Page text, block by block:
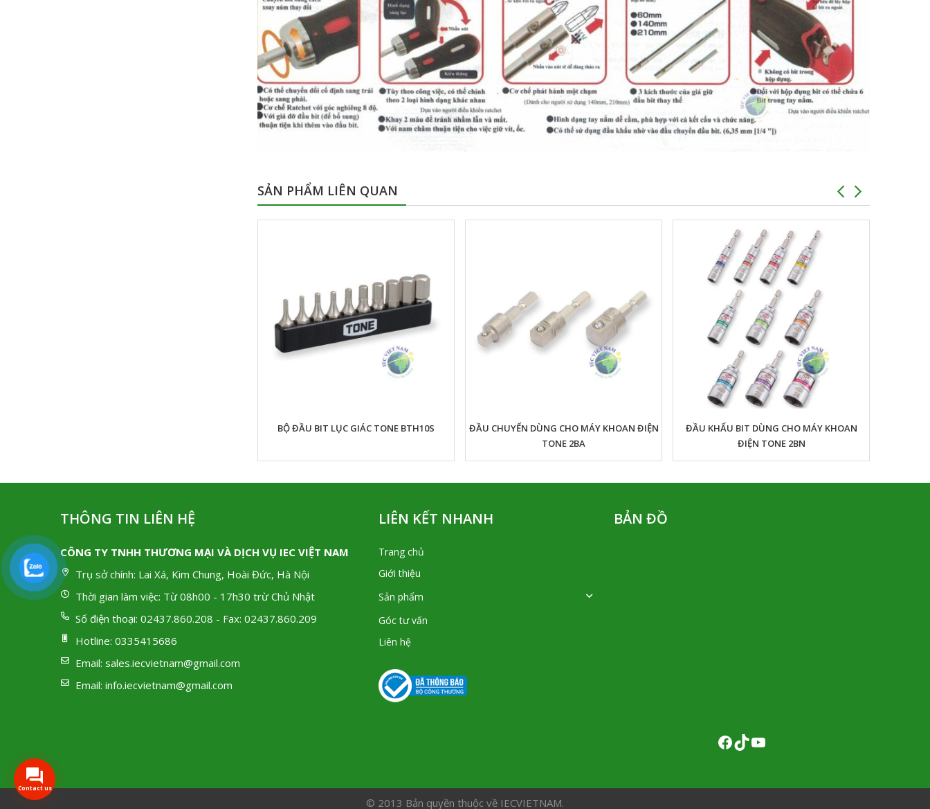
SẢN PHẨM LIÊN QUAN
BỘ ĐẦU BIT LỤC GIÁC TONE BTH10S
ĐẦU CHUYỂN DÙNG CHO MÁY KHOAN ĐIỆN
TONE 2BA
ĐẦU KHẨU BIT DÙNG CHO MÁY KHOAN
ĐIỆN TONE 2BN
THÔNG TIN LIÊN HỆ
CÔNG TY TNHH THƯƠNG MẠI VÀ DỊCH VỤ IEC VIỆT NAM
Trụ sở chính: Lai Xá, Kim Chung, Hoài Đức, Hà Nội
Thời gian làm việc: Từ 08h00 - 17h30 trừ Chủ Nhật
Số điện thoại: 02437.860.208 - Fax: 02437.860.209
Hotline: 0335415686
Email: sales.iecvietnam@gmail.com
Email: info.iecvietnam@gmail.com
LIÊN KẾT NHANH
Trang chủ
Giới thiệu
Sản phẩm
Góc tư vấn
Liên hệ
BẢN ĐỒ
© 2013 Bản quyền thuộc về IECVIETNAM.
Contact us